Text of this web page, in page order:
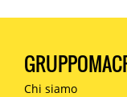
Chi siamo